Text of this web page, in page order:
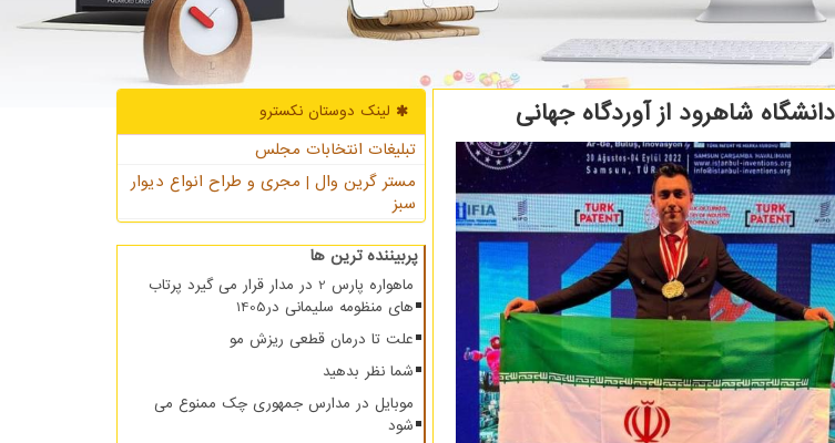
لینک دوستان نكسترو
تبلیغات انتخابات مجلس
مستر گرین وال | مجری و طراح انواع دیوار
سبز
پربیننده ترین ها
ماهواره پارس 2 در مدار قرار می گیرد پرتاب
های منظومه سلیمانی در1405
علت تا درمان قطعی ریزش مو
شما نظر بدهید
موبایل در مدارس جمهوری چک ممنوع می
شود